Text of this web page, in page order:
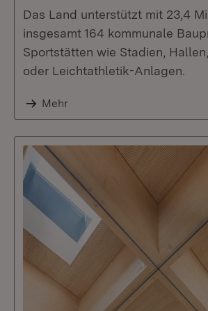
Das Land unterstützt mit 23,4
insgesamt 164 kommunale
Sportstätten wie Stadien,
oder Leichtathletik-Anlagen.
Mehr